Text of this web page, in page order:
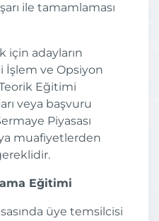
ile tamamlaması
için adayların
İşlem ve Opsiyon
Eğitimi
veya başvuru
Piyasası
muafiyetlerden
Eğitimi
üye temsilcisi